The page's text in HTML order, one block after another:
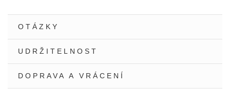
OTÁZKY
UDRŽITELNOST
DOPRAVA A VRÁCENÍ